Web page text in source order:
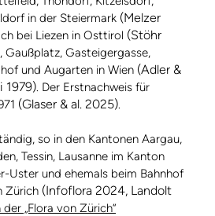
in der Steiermark (Melzer
bei Liezen in Osttirol (Stöhr
Gaußplatz, Gasteigergasse,
und Augarten in Wien (Adler &
1979). Der Erstnachweis für
(Glaser & al. 2025).
so in den Kantonen Aargau,
Tessin, Lausanne im Kanton
Uster und ehemals beim Bahnhof
Zürich (Infoflora 2024, Landolt
„Flora von Zürich“